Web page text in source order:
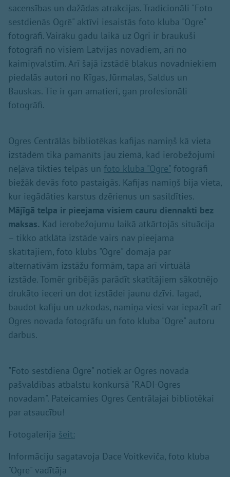
sacensības un dažādas atrakcijas. Tradicionāli "Foto
sestdienās Ogrē" aktīvi iesaistās foto kluba "Ogre"
fotogrāfi. Vairāku gadu laikā uz Ogri ir braukuši
fotogrāfi no visiem Latvijas novadiem, arī no
kaimiņvalstīm. Arī šajā izstādē blakus novadniekiem
piedalās autori no Rīgas, Jūrmalas, Saldus un
Bauskas. Tie ir gan amatieri, gan profesionāli
fotogrāfi.
Ogres Centrālās bibliotēkas kafijas namiņš kā vieta
izstādēm tika pamanīts jau ziemā, kad ierobežojumi
neļāva tikties telpās un foto kluba "Ogre" fotogrāfi
biežāk devās foto pastaigās. Kafijas namiņš bija vieta,
kur iegādāties karstus dzērienus un sasildīties.
Mājīgā telpa ir pieejama visiem cauru diennakti bez
maksas. Kad ierobežojumu laikā atkārtojās situācija
– tikko atklāta izstāde vairs nav pieejama
skatītājiem, foto klubs "Ogre" domāja par
alternatīvām izstāžu formām, tapa arī virtuālā
izstāde. Tomēr gribējās parādīt skatītājiem sākotnējo
drukāto ieceri un dot izstādei jaunu dzīvi. Tagad,
baudot kafiju un uzkodas, namiņa viesi var iepazīt arī
Ogres novada fotogrāfu un foto kluba "Ogre" autoru
darbus.
"Foto sestdiena Ogrē" notiek ar Ogres novada
pašvaldības atbalstu konkursā "RADI-Ogres
novadam". Pateicamies Ogres Centrālajai bibliotēkai
par atsaucību!
Fotogalerija šeit:
Informāciju sagatavoja Dace Voitkeviča, foto kluba
"Ogre" vadītāja